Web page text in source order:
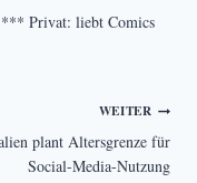
Privat: liebt Comics
WEITER
plant Altersgrenze für
Social-Media-Nutzung